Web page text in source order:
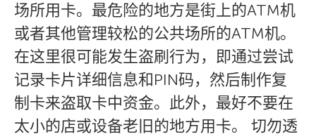
场所用卡。最危险的地方是街上的ATM机
或者其他管理较松的公共场所的ATM机。
在这里很可能发生盗刷行为，即通过尝试
记录卡片详细信息和PIN码，然后制作复
制卡来盗取卡中资金。此外，最好不要在
太小的店或设备老旧的地方用卡。 切勿透